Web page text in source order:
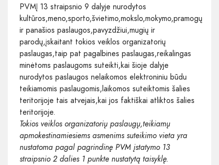
PVMĮ 13 straipsnio 9 dalyje nurodytos
kultūros,meno,sporto,švietimo,mokslo,mokymo,pramogų
ir panašios paslaugos,pavyzdžiui,mugių ir
parodų,įskaitant tokios veiklos organizatorių
paslaugas,taip pat pagalbines paslaugas,reikalingas
minėtoms paslaugoms suteikti,kai šioje dalyje
nurodytos paslaugos nelaikomos elektroniniu būdu
teikiamomis paslaugomis,laikomos suteiktomis šalies
teritorijoje tais atvejais,kai jos faktiškai atliktos šalies
teritorijoje.
Tokios veiklos organizatorių paslaugų,teikiamų
apmokestinamiesiems asmenims suteikimo vieta yra
nustatoma pagal pagrindinę PVM įstatymo 13
straipsnio 2 dalies 1 punkte nustatytą taisyklę.